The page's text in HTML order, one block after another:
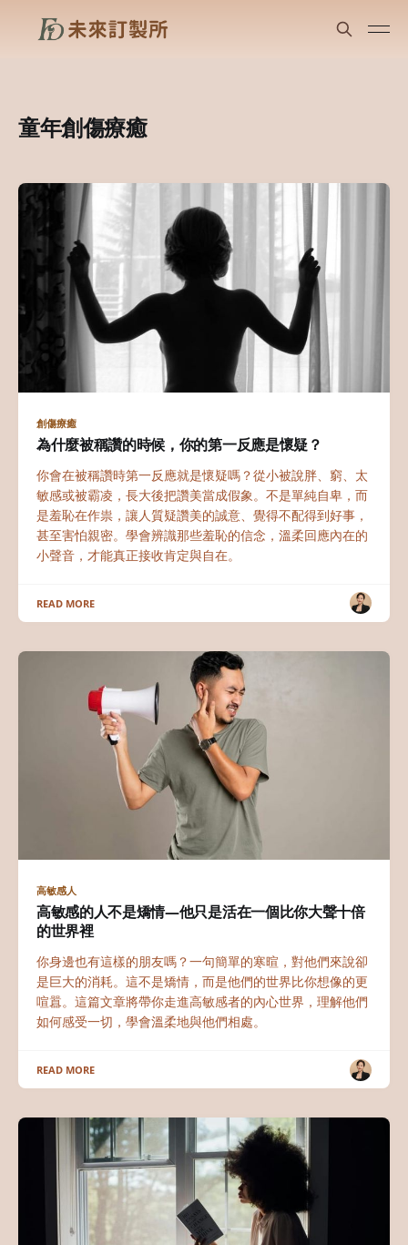
童年創傷療癒
創傷療癒
為什麼被稱讚的時候，你的第一反應是懷疑？
你會在被稱讚時第一反應就是懷疑嗎？從小被說胖、窮、太
敏感或被霸凌，長大後把讚美當成假象。不是單純自卑，而
是羞恥在作祟，讓人質疑讚美的誠意、覺得不配得到好事，
甚至害怕親密。學會辨識那些羞恥的信念，溫柔回應內在的
小聲音，才能真正接收肯定與自在。
READ MORE
高敏感人
高敏感的人不是矯情—他只是活在一個比你大聲十倍
的世界裡
你身邊也有這樣的朋友嗎？一句簡單的寒暄，對他們來說卻
是巨大的消耗。這不是矯情，而是他們的世界比你想像的更
喧囂。這篇文章將帶你走進高敏感者的內心世界，理解他們
如何感受一切，學會溫柔地與他們相處。
READ MORE